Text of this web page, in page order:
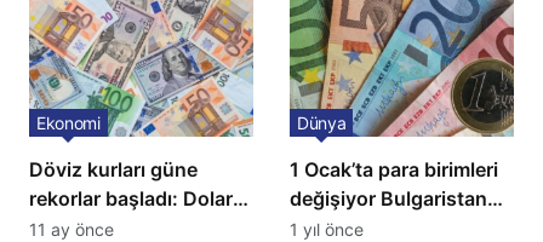
kuruyor
bulunuyor
Döviz kurları güne
rekorlar başladı: Dolar
ve euro sert yükseldi
Ekonomi
11 ay önce
1 Ocak’ta para birimleri
değişiyor Bulgaristan
Euro’ya geçiyor
Dünya
1 yıl önce